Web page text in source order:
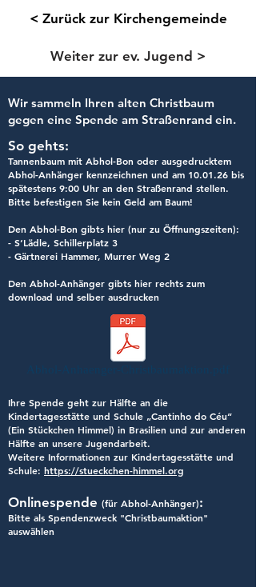
< Zurück zur Kirchengemeinde
Weiter zur ev. Jugend >
Wir sammeln Ihren alten Christbaum
gegen eine Spende am Straßenrand ein.
So gehts:
Tannenbaum mit Abhol-Bon oder ausgedrucktem
Abhol-Anhänger kennzeichnen und am 10.01.26 bis
spätestens 9:00 Uhr an den Straßenrand stellen.
Bitte befestigen Sie kein Geld am Baum!
Den Abhol-Bon gibts hier (nur zu Öffnungszeiten):
- S‘Lädle, Schillerplatz 3
- Gärtnerei Hammer, Murrer Weg 2
Den Abhol-Anhänger gibts hier rechts zum
download und selber ausdrucken
Ihre Spende geht zur Hälfte an die
Kindertagesstätte und Schule „Cantinho do Céu“
(Ein Stückchen Himmel) in Brasilien und zur anderen
Hälfte an unsere Jugendarbeit.
Weitere Informationen zur Kindertagesstätte und
Schule: https://stueckchen-himmel.org
Onlinespende (für Abhol-Anhänger):
Bitte als Spendenzweck "Christbaumaktion"
auswählen